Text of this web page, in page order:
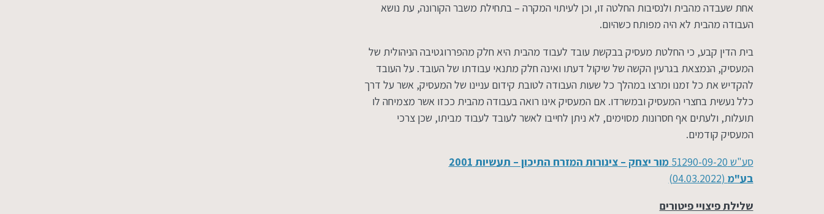
אחת שעבדה מהבית ולנסיבות החלטה זו, וכן לעיתוי המקרה – בתחילת משבר הקורונה, עת נושא
העבודה מהבית לא היה מפותח כשהיום.
בית הדין קבע, כי החלטת מעסיק בבקשת עובד לעבוד מהבית היא חלק מהפררוגטיבה הניהולית של
המעסיק, הנמצאת בגרעין הקשה של שיקול דעתו ואינה חלק מתנאי עבודתו של העובד. על העובד
להקדיש את כל זמנו ומרצו במהלך כל שעות העבודה לטובת קידום עניינו של המעסיק, אשר על דרך
כלל נעשית בחצרי המעסיק ובמשרדו. אם המעסיק אינו רואה בעבודה מהבית ככזו אשר מצמיחה לו
תועלות, ולעתים אף חסרונות מסוימים, לא ניתן לחייבו לאשר לעובד לעבוד מביתו, שכן צרכי
המעסיק קודמים.
סע"ש 51290-09-20
מור יצחק – צינורות המזרח התיכון – תעשיות 2001
בע"מ (04.03.2022)‏
שלילת פיצויי פיטורים